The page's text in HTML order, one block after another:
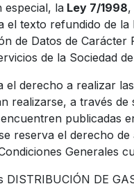
especial, la Ley 7/1998,
el texto refundido de
de Datos de Carácter
de la Sociedad
derecho a realizar
realizarse, a través
publicadas
reserva el derecho
Generales
DE